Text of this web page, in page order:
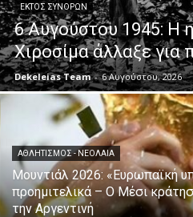
ΕΚΤΌΣ ΣΥΝΌΡΩΝ
6 Αυγούστου 1945: Η
Χιροσίμα άλλαξε για
Dekeleias Team - 6 Αυγούστου, 2026
ΑΘΛΗΤΙΣΜΌΣ - ΝΕΟΛΑΊΑ
Μουντιάλ 2026: «Ευρωπαϊκή
προημιτελικά – Ο Μέσι
την Αργεντινή